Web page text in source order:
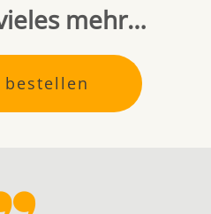
mehr…
bestellen